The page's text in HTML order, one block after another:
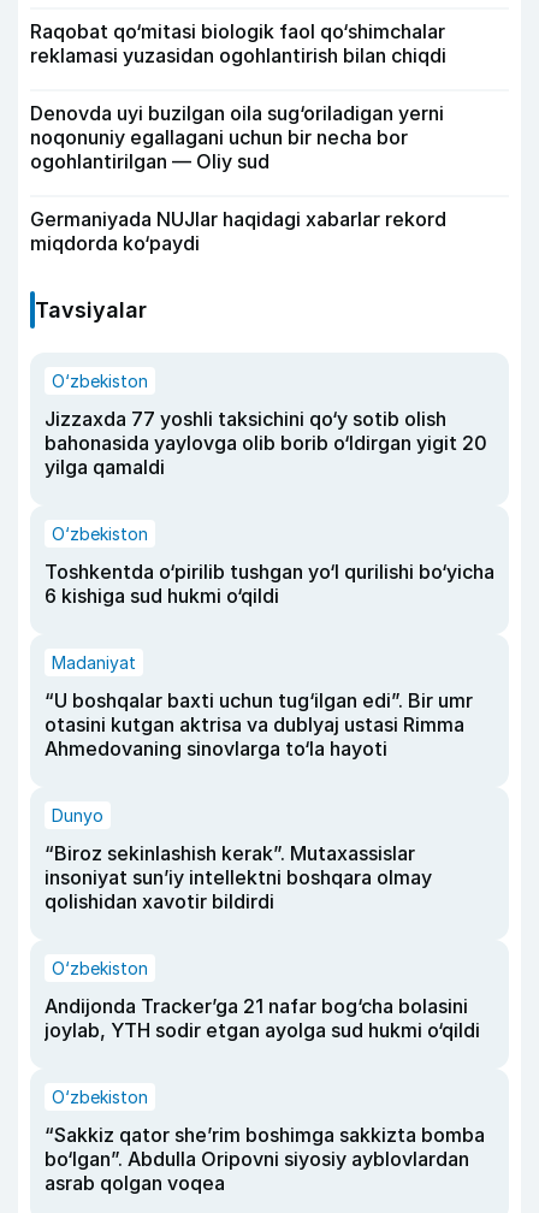
Raqobat qo‘mitasi biologik faol qo‘shimchalar
reklamasi yuzasidan ogohlantirish bilan chiqdi
Denovda uyi buzilgan oila sug‘oriladigan yerni
noqonuniy egallagani uchun bir necha bor
ogohlantirilgan — Oliy sud
Germaniyada NUJlar haqidagi xabarlar rekord
miqdorda ko‘paydi
Tavsiyalar
O‘zbekiston
Jizzaxda 77 yoshli taksichini qo‘y sotib olish
bahonasida yaylovga olib borib o‘ldirgan yigit 20
yilga qamaldi
O‘zbekiston
Toshkentda o‘pirilib tushgan yo‘l qurilishi bo‘yicha
6 kishiga sud hukmi o‘qildi
Madaniyat
“U boshqalar baxti uchun tug‘ilgan edi”. Bir umr
otasini kutgan aktrisa va dublyaj ustasi Rimma
Ahmedovaning sinovlarga to‘la hayoti
Dunyo
“Biroz sekinlashish kerak”. Mutaxassislar
insoniyat sun’iy intellektni boshqara olmay
qolishidan xavotir bildirdi
O‘zbekiston
Andijonda Tracker’ga 21 nafar bog‘cha bolasini
joylab, YTH sodir etgan ayolga sud hukmi o‘qildi
O‘zbekiston
“Sakkiz qator she’rim boshimga sakkizta bomba
bo‘lgan”. Abdulla Oripovni siyosiy ayblovlardan
asrab qolgan voqea